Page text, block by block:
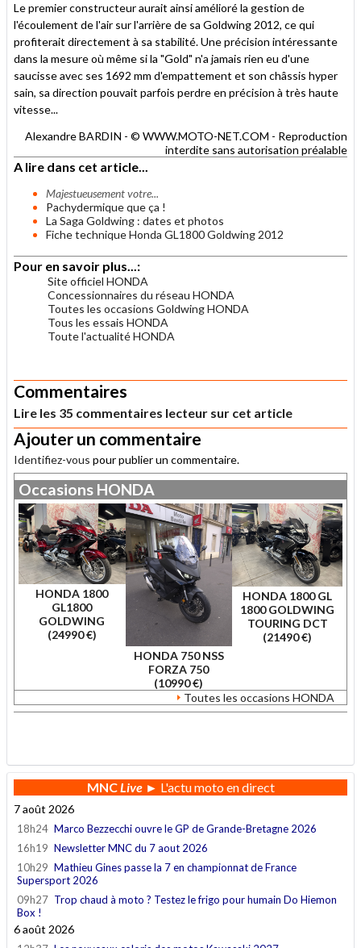
Le premier constructeur aurait ainsi amélioré la gestion de
l'écoulement de l'air sur l'arrière de sa Goldwing 2012, ce qui
profiterait directement à sa stabilité. Une précision intéressante
dans la mesure où même si la "Gold" n'a jamais rien eu d'une
saucisse avec ses 1692 mm d'empattement et son châssis hyper
sain, sa direction pouvait parfois perdre en précision à très haute
vitesse...
Alexandre BARDIN - © WWW.MOTO-NET.COM - Reproduction
interdite sans autorisation préalable
A lire dans cet article...
Majestueusement votre...
Pachydermique que ça !
La Saga Goldwing : dates et photos
Fiche technique Honda GL1800 Goldwing 2012
Pour en savoir plus...:
Site officiel HONDA
Concessionnaires du réseau HONDA
Toutes les occasions Goldwing HONDA
Tous les essais HONDA
Toute l'actualité HONDA
Commentaires
Lire les 35 commentaires lecteur sur cet article
Ajouter un commentaire
Identifiez-vous pour publier un commentaire.
Occasions HONDA
HONDA 1800
GL1800
GOLDWING
(24990 €)
HONDA 750 NSS
FORZA 750
(10990 €)
HONDA 1800 GL
1800 GOLDWING
TOURING DCT
(21490 €)
Toutes les occasions HONDA
MNCLive► L'actu moto en direct
7 août 2026
18h24 Marco Bezzecchi ouvre le GP de Grande-Bretagne 2026
16h19 Newsletter MNC du 7 aout 2026
10h29 Mathieu Gines passe la 7 en championnat de France
Supersport 2026
09h27 Trop chaud à moto ? Testez le frigo pour humain Do Hiemon
Box !
6 août 2026